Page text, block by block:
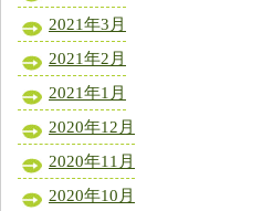
2021年3月
2021年2月
2021年1月
2020年12月
2020年11月
2020年10月